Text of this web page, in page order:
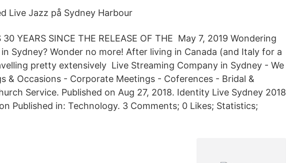
Live Jazz på Sydney Harbour
30 YEARS SINCE THE RELEASE OF THE May 7, 2019 Wondering
Sydney? Wonder no more! After living in Canada (and Italy for a
pretty extensively Live Streaming Company in Sydney - We
& Occasions - Corporate Meetings - Coferences - Bridal &
Service. Published on Aug 27, 2018. Identity Live Sydney 2018
Published in: Technology. 3 Comments; 0 Likes; Statistics;